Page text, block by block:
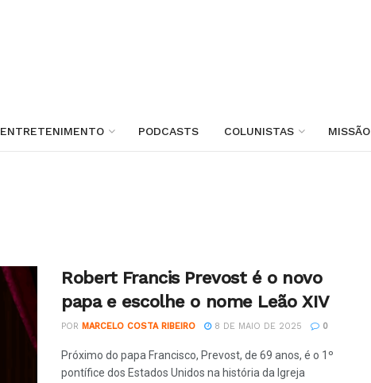
ENTRETENIMENTO PODCASTS COLUNISTAS MISSÃO
Robert Francis Prevost é o novo
papa e escolhe o nome Leão XIV
POR MARCELO COSTA RIBEIRO 8 DE MAIO DE 2025 0
Próximo do papa Francisco, Prevost, de 69 anos, é o 1º
pontífice dos Estados Unidos na história da Igreja